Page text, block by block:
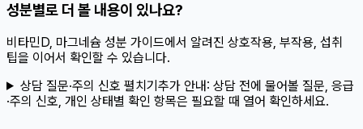
성분별로 더 볼 내용이 있나요?
비타민D, 마그네슘 성분 가이드에서 알려진 상호작용, 부작용, 섭취
팁을 이어서 확인할 수 있습니다.
상담 질문·주의 신호 펼치기추가 안내: 상담 전에 물어볼 질문, 응급
·주의 신호, 개인 상태별 확인 항목은 필요할 때 열어 확인하세요.